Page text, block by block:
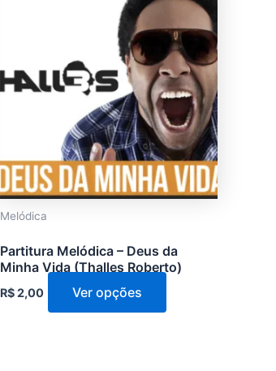
Melódica
Partitura Melódica – Deus da
Minha Vida (Thalles Roberto)
R$2,00 Ver opções
produto
tem
várias
variantes.
As
opções
podem
ser
escolhidas
na
do
produto